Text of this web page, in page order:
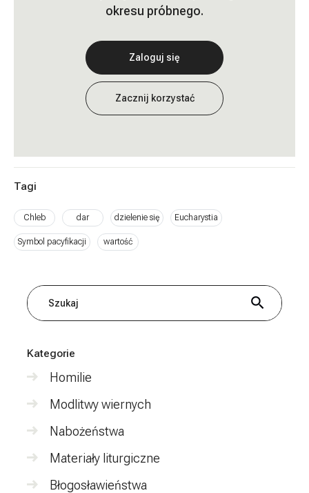
okresu próbnego.
Zaloguj się
Zacznij korzystać
Tagi
Chleb dar dzielenie się Eucharystia
Symbol pacyfikacji wartość
Szukaj
Kategorie
Homilie
Modlitwy wiernych
Nabożeństwa
Materiały liturgiczne
Błogosławieństwa